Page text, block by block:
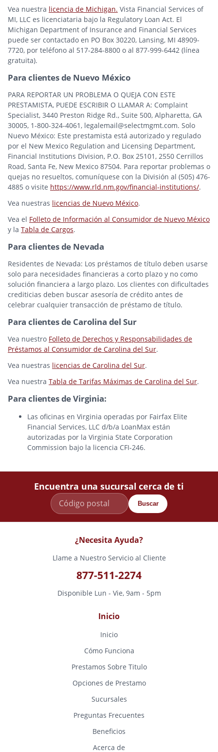
Vea nuestra licencia de Michigan. Vista Financial Services of
MI, LLC es licenciataria bajo la Regulatory Loan Act. El
Michigan Department of Insurance and Financial Services
puede ser contactado en PO Box 30220, Lansing, MI 48909-
7720, por teléfono al 517-284-8800 o al 877-999-6442 (línea
gratuita).
Para clientes de Nuevo México
PARA REPORTAR UN PROBLEMA O QUEJA CON ESTE
PRESTAMISTA, PUEDE ESCRIBIR O LLAMAR A: Complaint
Specialist, 3440 Preston Ridge Rd., Suite 500, Alpharetta, GA
30005, 1-800-324-4061, legalemail@selectmgmt.com. Solo
Nuevo México: Este prestamista está autorizado y regulado
por el New Mexico Regulation and Licensing Department,
Financial Institutions Division, P.O. Box 25101, 2550 Cerrillos
Road, Santa Fe, New Mexico 87504. Para reportar problemas o
quejas no resueltos, comuníquese con la División al (505) 476-
4885 o visite https://www.rld.nm.gov/financial-institutions/.
Vea nuestras licencias de Nuevo México.
Vea el Folleto de Información al Consumidor de Nuevo México
y la Tabla de Cargos.
Para clientes de Nevada
Residentes de Nevada: Los préstamos de título deben usarse
solo para necesidades financieras a corto plazo y no como
solución financiera a largo plazo. Los clientes con dificultades
crediticias deben buscar asesoría de crédito antes de
celebrar cualquier transacción de préstamo de título.
Para clientes de Carolina del Sur
Vea nuestro Folleto de Derechos y Responsabilidades de
Préstamos al Consumidor de Carolina del Sur.
Vea nuestras licencias de Carolina del Sur.
Vea nuestra Tabla de Tarifas Máximas de Carolina del Sur.
Para clientes de Virginia:
Las oficinas en Virginia operadas por Fairfax Elite
Financial Services, LLC d/b/a LoanMax están
autorizadas por la Virginia State Corporation
Commission bajo la licencia CFI-246.
Encuentra una sucursal cerca de ti
Buscar
¿Necesita Ayuda?
Llame a Nuestro Servicio al Cliente
877-511-2274
Disponible Lun - Vie, 9am - 5pm
Inicio
Inicio
Cómo Funciona
Prestamos Sobre Titulo
Opciones de Prestamo
Sucursales
Preguntas Frecuentes
Beneficios
Acerca de